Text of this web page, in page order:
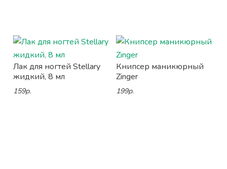
Лак для ногтей Stellary
жидкий, 8 мл
159р.
Книпсер маникюрный
Zinger
199р.